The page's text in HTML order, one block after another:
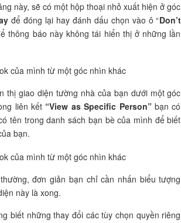
này, sẽ có một hộp thoại nhỏ xuất hiện ở góc
để đóng lại hay đánh dấu chọn vào ô “Don’t
thông báo này không tái hiển thị ở những lần
thị giao diện tường nhà của bạn dưới một góc
liên kết “View as Specific Person”bạn có
tên trong danh sách bạn bè của mình để biết
bạn.
đơn giản bạn chỉ cần nhấn biểu tượng
này là xong.
biết những thay đổi các tùy chọn quyền riêng